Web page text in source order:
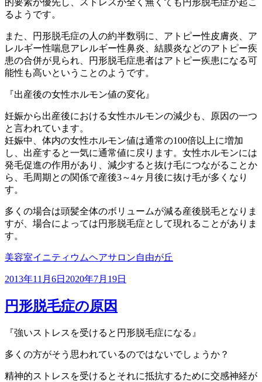
るようです。
また、円形脱毛症の人の約半数弱に、アトピー性皮膚炎、ア
レルギー性喘息アレルギー性鼻炎、結膜炎などのアトピー疾
患の合併が見られ、円形脱毛症患者はアトピー疾患になる可
能性も高いということのようです。
『出産後の女性ホルモン値の変化』
妊娠から出産後における女性ホルモンの減少も、原因の一つ
と言われています。
妊娠中、体内の女性ホルモン値は通常の100倍以上に増加
し、出産すると一気に通常値に戻ります。女性ホルモンには
発毛促進の作用があり、減少すると抜け毛につながることか
ら、毛周期との関係で産後3～4ヶ月後に抜け毛が多くなり
す。
多くの場合は頭髪全体のボリュームが減る産後脱毛となりま
すが、場合によっては円形脱毛症として現れることがありま
す。
美容室イニティウムヘアサロン自由が丘
投
日:
2013年11月6日 2020年7月19日
円形脱毛症の原因
『強いストレスを受けると円形脱毛症になる』
多くの方がそう思われているのではないでしょうか？
精神的ストレスを受けるとそれに抵抗するために交感神経が